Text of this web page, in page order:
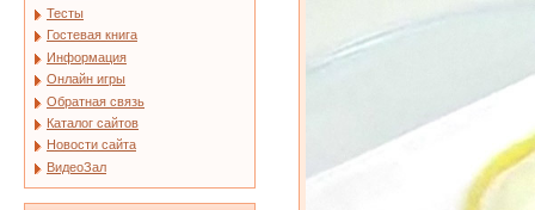
Тесты
Гостевая книга
Информация
Онлайн игры
Обратная связь
Каталог сайтов
Новости сайта
ВидеоЗал